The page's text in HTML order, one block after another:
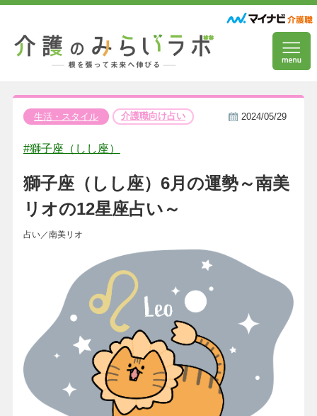
生活・スタイル 介護職向け占い 2024/05/29
#獅子座（しし座）
獅子座（しし座）6月の運勢～南美
リオの12星座占い～
占い／南美リオ